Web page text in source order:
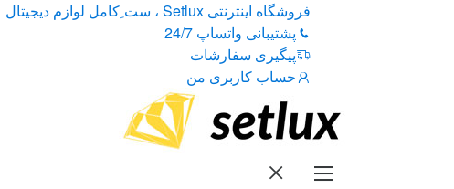
فروشگاه اینترنتی Setlux ، ست ِکامل لوازم دیجیتال
پشتیبانی واتساپ 24/7
پیگیری سفارشات
حساب کاربری من